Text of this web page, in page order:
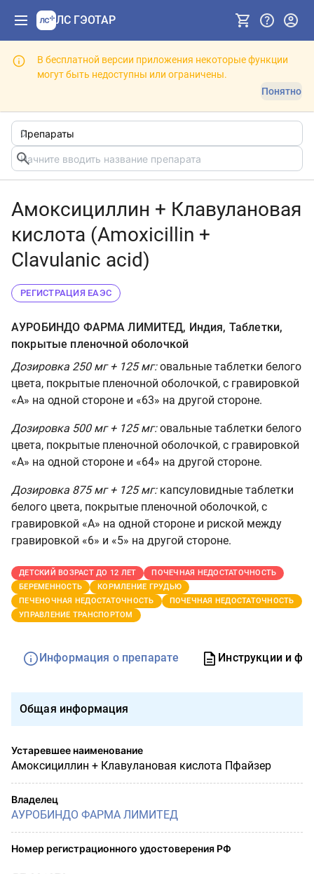
ЛС ГЭОТАР
В бесплатной версии приложения некоторые функции
могут быть недоступны или ограничены.
Понятно
Амоксициллин + Клавулановая
кислота (Amoxicillin +
Clavulanic acid)
РЕГИСТРАЦИЯ ЕАЭС
АУРОБИНДО ФАРМА ЛИМИТЕД, Индия, Таблетки,
покрытые пленочной оболочкой
Дозировка 250 мг + 125 мг:овальные таблетки белого
цвета, покрытые пленочной оболочкой, с гравировкой
«А» на одной стороне и «63» на другой стороне.
Дозировка 500 мг + 125 мг:овальные таблетки белого
цвета, покрытые пленочной оболочкой, с гравировкой
«А» на одной стороне и «64» на другой стороне.
Дозировка 875 мг + 125 мг:капсуловидные таблетки
белого цвета, покрытые пленочной оболочкой, с
гравировкой «А» на одной стороне и риской между
гравировкой «6» и «5» на другой стороне.
ДЕТСКИЙ ВОЗРАСТ ДО 12 ЛЕТ
ПОЧЕЧНАЯ НЕДОСТАТОЧНОСТЬ
БЕРЕМЕННОСТЬ
КОРМЛЕНИЕ ГРУДЬЮ
ПЕЧЕНОЧНАЯ НЕДОСТАТОЧНОСТЬ
ПОЧЕЧНАЯ НЕДОСТАТОЧНОСТЬ
УПРАВЛЕНИЕ ТРАНСПОРТОМ
Информация о препарате Инструкции и
Общая информация
Устаревшее наименование
Амоксициллин + Клавулановая кислота Пфайзер
Владелец
АУРОБИНДО ФАРМА ЛИМИТЕД
Номер регистрационного удостоверения РФ